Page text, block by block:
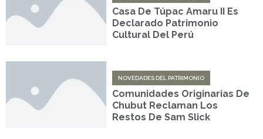
Casa De Túpac Amaru II Es
Declarado Patrimonio
Cultural Del Perú
NOVEDADES DEL PATRIMONIO
Comunidades Originarias De
Chubut Reclaman Los
Restos De Sam Slick